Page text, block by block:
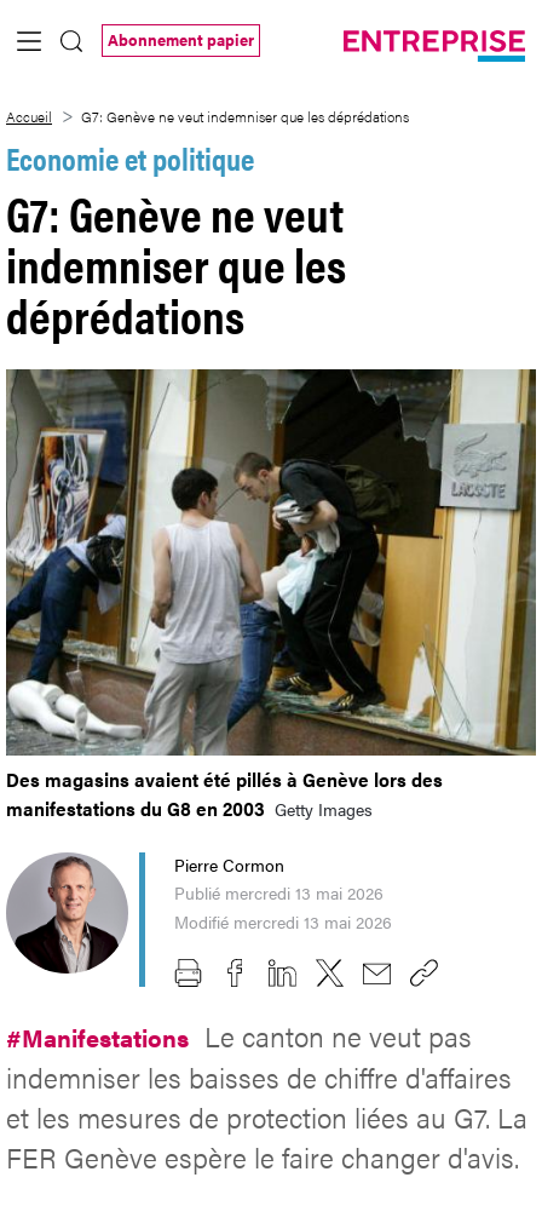
Saut au contenu principal
Abonnement papier
Accueil G7: Genève ne veut indemniser que les déprédations
Economie et politique
G7: Genève ne veut
indemniser que les
déprédations
Des magasins avaient été pillés à Genève lors des
manifestations du G8 en 2003 Getty Images
Pierre Cormon
Publié mercredi 13 mai 2026
Modifié mercredi 13 mai 2026
#Manifestations Le canton ne veut pas
indemniser les baisses de chiffre d'affaires
et les mesures de protection liées au G7. La
FER Genève espère le faire changer d'avis.